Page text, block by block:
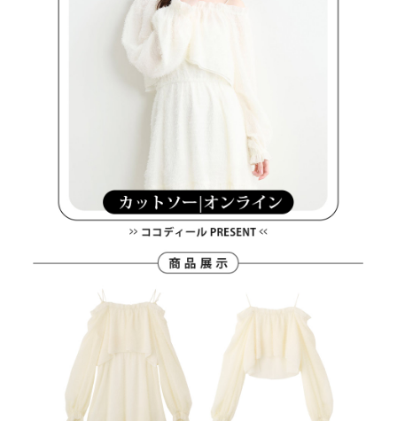
https://aftee.tw/terms/#terms3
３．未成年的使用者請事先徵得法定代理人或監護人之同意方可使用
「AFTEE先享後付」，若未經同意申辦者引起之損失，本公司不負相關責
４．使用「AFTEE先享後付」時，將依據個別帳號之用戶狀況，依本公司即
時審查核予不同之上限額度；若仍有額度不足之情形，本公司將視審查結果
５．嚴禁一人註冊多個帳號或使用他人資訊註冊。若發現惡意使用之情形，
恩沛科技股份有限公司將有權停止該用戶之使用額度並採取法律行動。